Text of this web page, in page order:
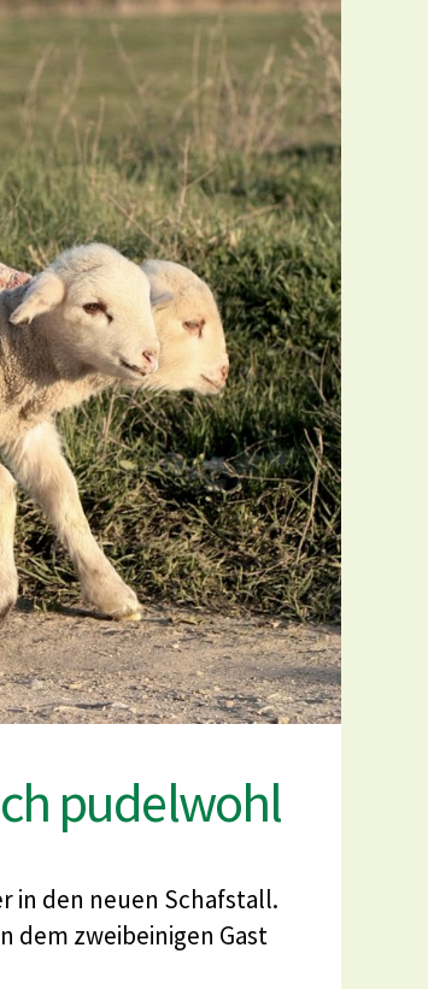
pudelwohl
in den neuen Schafstall.
dem zweibeinigen Gast